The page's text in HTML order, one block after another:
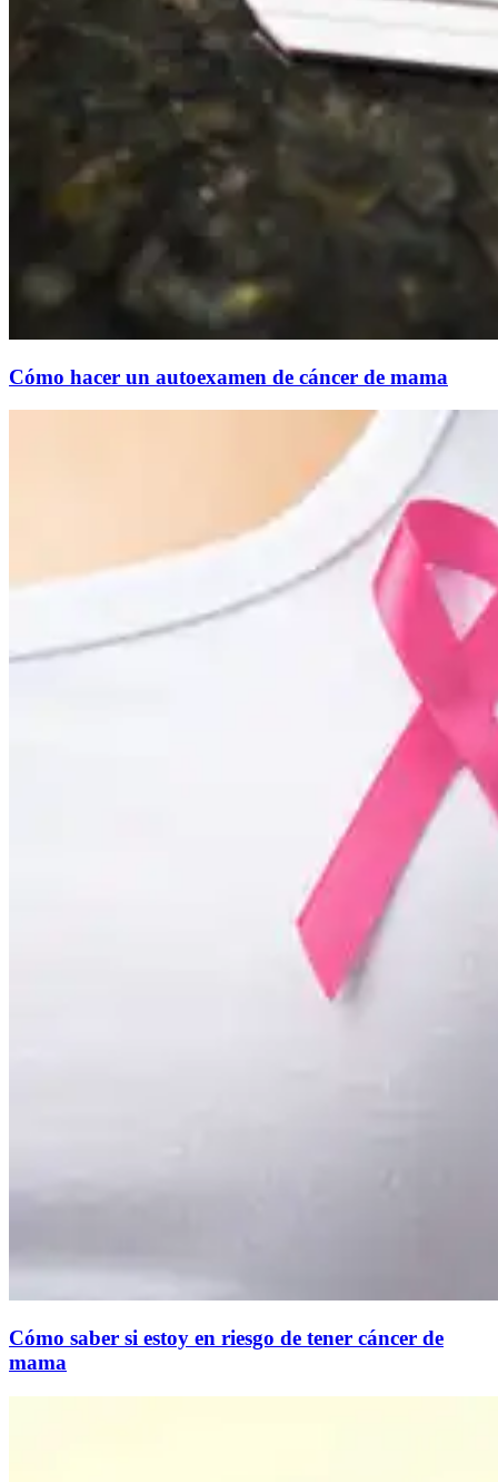
Cómo hacer un autoexamen de cáncer de mama
Cómo saber si estoy en riesgo de tener cáncer de
mama